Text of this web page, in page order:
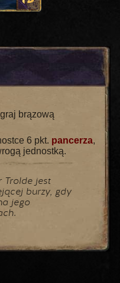
brązową
6 pkt. pancerza,
jednostką.
Trolde jest
burzy, gdy
jego